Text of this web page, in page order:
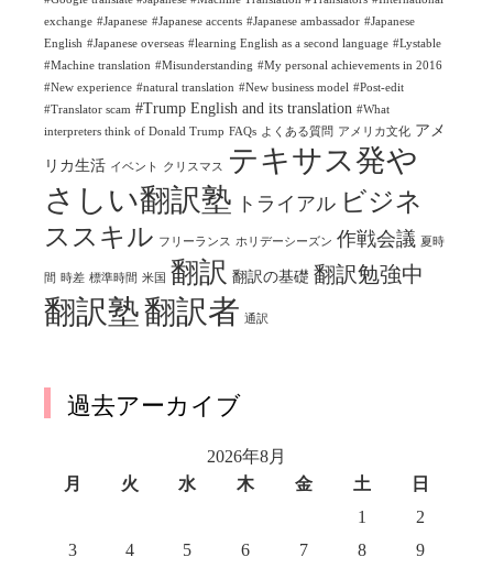
exchange #Japanese #Japanese accents #Japanese ambassador #Japanese
English #Japanese overseas #learning English as a second language #Lystable
#Machine translation #Misunderstanding #My personal achievements in 2016
#New experience #natural translation #New business model #Post-edit
#Translator scam #Trump English and its translation #What
interpreters think of Donald Trump FAQs よくある質問 アメリカ文化 アメ
リカ生活 イベント クリスマス
テキサス発や
さしい翻訳塾 トライアル ビジネ
ススキル フリーランス ホリデーシーズン 作戦会議 夏時
間 時差 標準時間 米国 翻訳 翻訳の基礎 翻訳勉強中
翻訳塾翻訳者 通訳
過去アーカイブ
2026年8月
月
火 水 木 金 土
日
1
2
3
4 5 6 7 8
9